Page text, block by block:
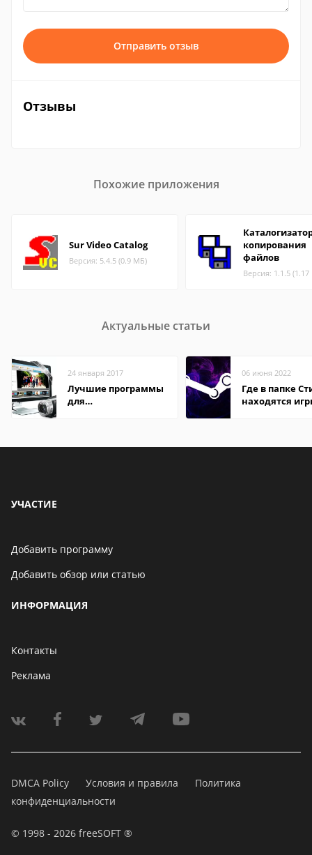
Отправить отзыв
Отзывы
Похожие приложения
Sur Video Catalog
Версия: 5.4.5 (0.9 МБ)
копирования
файлов
Версия: 1.1.5
Актуальные статьи
24 января 2017
Лучшие программы
для
06 июня 2022
Где в папке
находятся
УЧАСТИЕ
Добавить программу
Добавить обзор или статью
ИНФОРМАЦИЯ
Контакты
Реклама
DMCA Policy Условия и правила
Политика
конфиденциальности
© 1998 - 2026 freeSOFT ®